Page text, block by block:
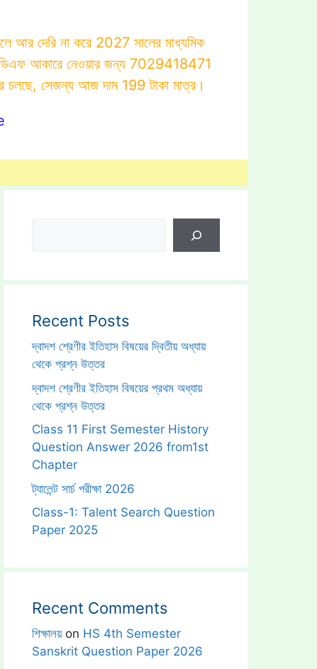
আর দেরি না করে 2027 সালের মাধ্যমিক
আকারে নেওয়ার জন্য 7029418471
চলছে, সেজন্য আজ দাম 199 টাকা মাত্র।
Recent Posts
দ্বাদশ শ্রেণীর ইতিহাস বিষয়ের দ্বিতীয় অধ্যায়
থেকে প্রশ্ন উত্তর
দ্বাদশ শ্রেণীর ইতিহাস বিষয়ের প্রথম অধ্যায়
থেকে প্রশ্ন উত্তর
Class 11 First Semester History
Question Answer 2026 from1st
Chapter
ট্যালেন্ট সার্চ পরীক্ষা 2026
Class-1: Talent Search Question
Paper 2025
Recent Comments
শিক্ষালয়on HS 4th Semester
Sanskrit Question Paper 2026